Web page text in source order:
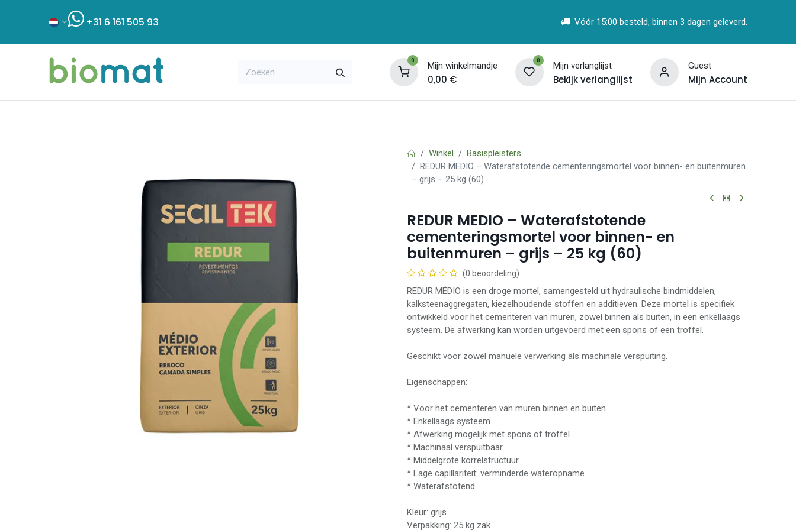
+31 6 161 505 93 Vóór 15:00 besteld, binnen 3 dagen geleverd.
0 Mijn winkelmandje
0,00 €
0 Mijn verlanglijst
Bekijk verlanglijst
Guest
Mijn Account
Winkel
Basispleisters
REDUR MEDIO – Waterafstotende cementeringsmortel voor binnen- en buitenmuren
– grijs – 25 kg (60)
REDUR MEDIO – Waterafstotende
cementeringsmortel voor binnen- en
buitenmuren – grijs – 25 kg (60)
(0 beoordeling)
REDUR MÉDIO is een droge mortel, samengesteld uit hydraulische bindmiddelen,
kalksteenaggregaten, kiezelhoudende stoffen en additieven. Deze mortel is specifiek
ontwikkeld voor het cementeren van muren, zowel binnen als buiten, in een enkellaags
systeem. De afwerking kan worden uitgevoerd met een spons of een troffel.
Geschikt voor zowel manuele verwerking als machinale verspuiting.
Eigenschappen:
* Voor het cementeren van muren binnen en buiten
* Enkellaags systeem
* Afwerking mogelijk met spons of troffel
* Machinaal verspuitbaar
* Middelgrote korrelstructuur
* Lage capillariteit: verminderde wateropname
* Waterafstotend
Kleur: grijs
Verpakking: 25 kg zak